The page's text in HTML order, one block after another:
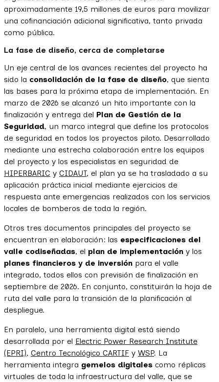
aproximadamente 19,5 millones de euros para movilizar
una cofinanciación adicional significativa, tanto privada
como pública.
La fase de diseño, cerca de completarse
Un eje central de los avances recientes del proyecto ha
sido la consolidación de la fase de diseño, que sienta
las bases para la próxima etapa de implementación. En
marzo de 2026 se alcanzó un hito importante con la
finalización y entrega del Plan de Gestión de la
Seguridad, un marco integral que define los protocolos
de seguridad en todos los proyectos piloto. Desarrollado
mediante una estrecha colaboración entre los equipos
del proyecto y los especialistas en seguridad de
HIPERBARIC y CIDAUT, el plan ya se ha trasladado a su
aplicación práctica inicial mediante ejercicios de
respuesta ante emergencias realizados con los servicios
locales de bomberos de toda la región.
Otros tres documentos principales del proyecto se
encuentran en elaboración: las especificaciones del
valle codiseñadas, el plan de implementación y los
planes financieros y de inversión para el valle
integrado, todos ellos con previsión de finalización en
septiembre de 2026. En conjunto, constituirán la hoja de
ruta del valle para la transición de la planificación al
despliegue.
En paralelo, una herramienta digital está siendo
desarrollada por el Electric Power Research Institute
(EPRI), Centro Tecnológico CARTIF y WSP. La
herramienta integra gemelos digitales como réplicas
virtuales de toda la infraestructura del valle, que se